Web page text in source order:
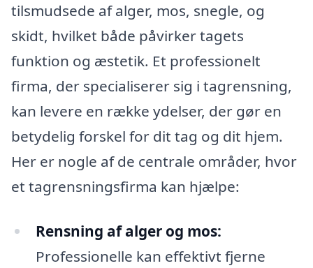
tilsmudsede af alger, mos, snegle, og
skidt, hvilket både påvirker tagets
funktion og æstetik. Et professionelt
firma, der specialiserer sig i tagrensning,
kan levere en række ydelser, der gør en
betydelig forskel for dit tag og dit hjem.
Her er nogle af de centrale områder, hvor
et tagrensningsfirma kan hjælpe:
Rensning af alger og mos:
Professionelle kan effektivt fjerne